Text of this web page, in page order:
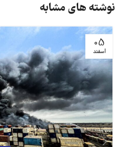
نوشته های مشابه
05
اسفند